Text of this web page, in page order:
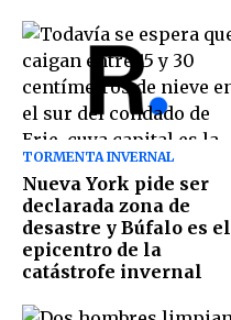
TORMENTA INVERNAL
Nueva York pide ser
declarada zona de
desastre y Búfalo es el
epicentro de la
catástrofe invernal